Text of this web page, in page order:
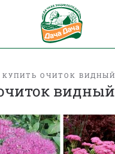
КУПИТЬ ОЧИТОК ВИДНЫЙ
видный